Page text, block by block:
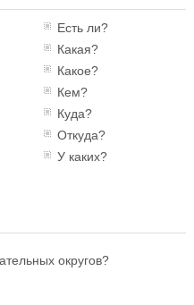
Есть ли?
Какая?
Какое?
Кем?
Куда?
Откуда?
У каких?
округов?